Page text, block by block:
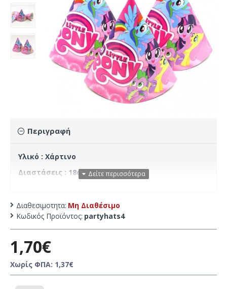
Περιγραφή
Υλικό : Χάρτινο
Διαστάσεις : 18cmx13cm
Διαθεσιμοτητα: Μη Διαθέσιμο
Κωδικός Προϊόντος: partyhats4
1,70€
Χωρίς ΦΠΑ: 1,37€